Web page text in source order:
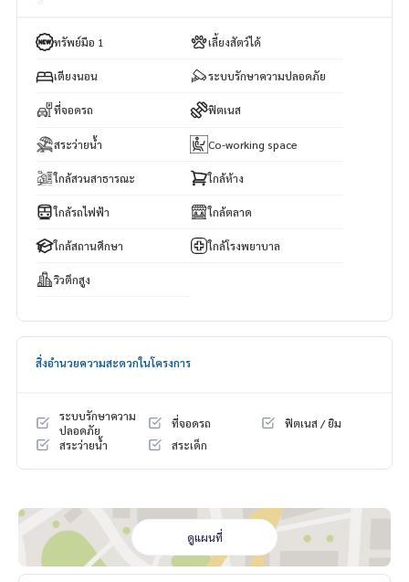
ทรัพย์มือ 1 เลี้ยงสัตว์ได้
เตียงนอน ระบบรักษาความปลอดภัย
ที่จอดรถ ฟิตเนส
สระว่ายน้ำ Co-working space
ใกล้สวนสาธารณะ ใกล้ห้าง
ใกล้รถไฟฟ้า ใกล้ตลาด
ใกล้สถานศึกษา ใกล้โรงพยาบาล
วิวตึกสูง
สิ่งอำนวยความสะดวกในโครงการ
ระบบรักษาความ
ปลอดภัย
ที่จอดรถ
ฟิตเนส / ยิม
สระว่ายน้ำ
สระเด็ก
ดูแผนที่